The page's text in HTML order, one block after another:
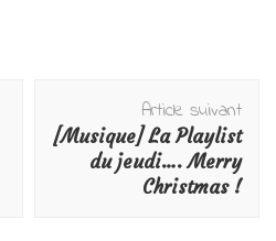
Article suivant
[Musique] La Playlist
du jeudi…. Merry
Christmas !